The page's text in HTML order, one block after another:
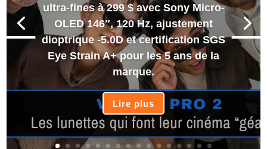
ultra-fines à 299 $ avec Sony Micro-
OLED 146″, 120 Hz, ajustement
dioptrique -5.0D et certification SGS
Eye Strain A+ pour les 5 ans de la
marque.
Lire plus